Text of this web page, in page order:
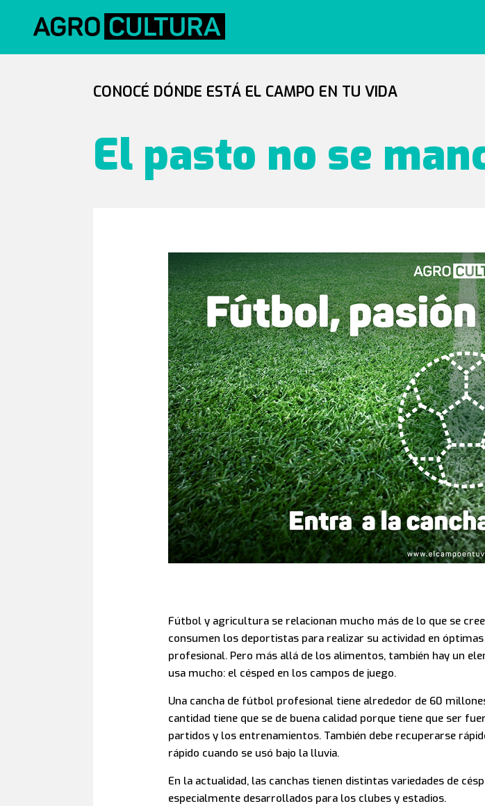
CONOCÉ DÓNDE ESTÁ EL CAMPO EN TU VIDA
El pasto no se
Fútbol y agricultura se relacionan mucho más de lo que se
consumen los deportistas para realizar su actividad en
profesional. Pero más allá de los alimentos, también hay un
usa mucho: el césped en los campos de juego.
Una cancha de fútbol profesional tiene alrededor de 60
cantidad tiene que se de buena calidad porque tiene que ser
partidos y los entrenamientos. También debe recuperarse
rápido cuando se usó bajo la lluvia.
En la actualidad, las canchas tienen distintas variedades de
especialmente desarrollados para los clubes y estadios.